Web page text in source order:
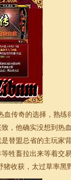
血传奇的选择，熟
，他确实没想到热
替盟总省的主玩家
牲畜拉出来等着交
猪收获，太过草率黑